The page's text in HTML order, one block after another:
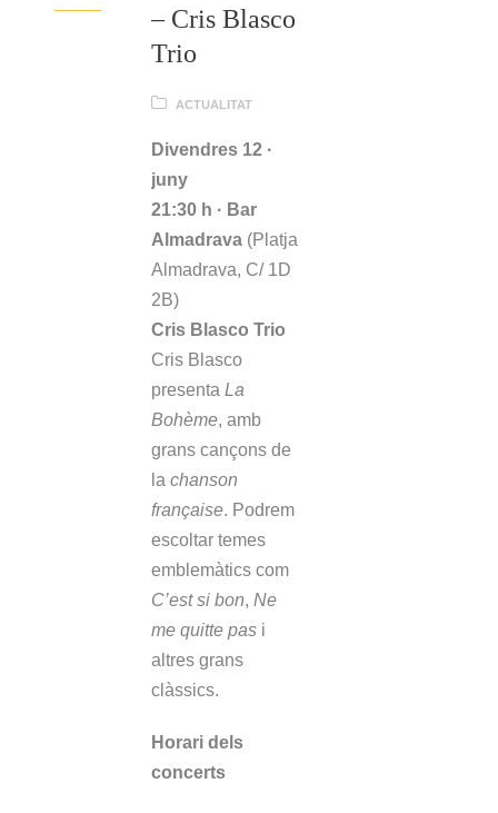
– Cris Blasco
Trio
ACTUALITAT
Divendres 12 ·
juny
21:30 h · Bar
Almadrava (Platja
Almadrava, C/ 1D
2B)
Cris Blasco Trio
Cris Blasco
presenta La
Bohème, amb
grans cançons de
la chanson
française. Podrem
escoltar temes
emblemàtics com
C’est si bon, Ne
me quitte pas i
altres grans
clàssics.
Horari dels
concerts